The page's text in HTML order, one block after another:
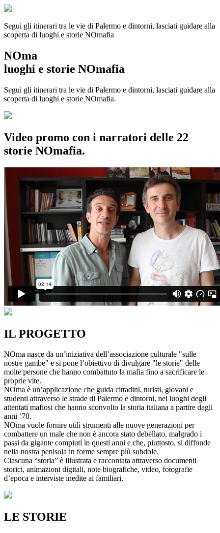
Segui gli itinerari tra le vie di Palermo e dintorni, lasciati guidare alla
scoperta di luoghi e storie NOmafia
NOma
luoghi e storie NOmafia
Segui gli itinerari tra le vie di Palermo e dintorni, lasciati guidare alla
scoperta di luoghi e storie NOmafia.
Video promo con i narratori delle 22
storie NOmafia.
IL PROGETTO
NOma nasce da un’iniziativa dell’associazione culturale "sulle
nostre gambe" e si pone l’obiettivo di divulgare "le storie" delle
molte persone che hanno combattuto la mafia fino a sacrificare le
proprie vite.
NOma è un’applicazione che guida cittadini, turisti, giovani e
studenti attraverso le strade di Palermo e dintorni, nei luoghi degli
attentati mafiosi che hanno sconvolto la storia italiana a partire dagli
anni ’70.
NOma vuole fornire utili strumenti alle nuove generazioni per
combattere un male che non è ancora stato debellato, malgrado i
passi da gigante compiuti in questi anni e che, piuttosto, si diffonde
nella nostra penisola in forme sempre più subdole.
Ciascuna “storia” è illustrata e raccontata attraverso documenti
storici, animazioni digitali, note biografiche, video, fotografie
d’epoca e interviste inedite ai familiari.
LE STORIE